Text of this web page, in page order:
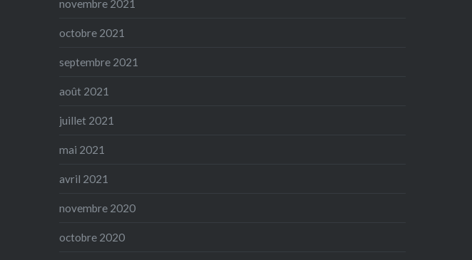
novembre 2021
octobre 2021
septembre 2021
août 2021
juillet 2021
mai 2021
avril 2021
novembre 2020
octobre 2020